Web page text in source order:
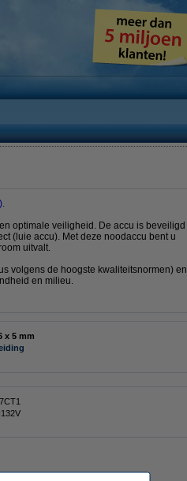
optimale veiligheid. De accu is beveiligd
(luie accu). Met deze noodaccu bent u
uitvalt.
volgens de hoogste kwaliteitsnormen) en
en milieu.
46 x 36 x 5 mm